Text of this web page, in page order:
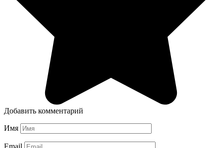
Добавить комментарий
Имя
Email